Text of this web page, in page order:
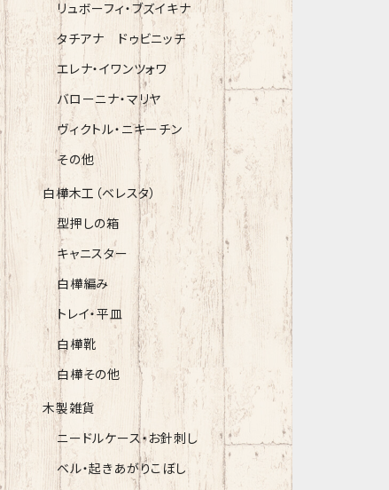
リュボーフィ・ブズイキナ
タチアナ ドゥビニッチ
エレナ・イワンツォワ
バローニナ・マリヤ
ヴィクトル・ニキーチン
その他
白樺木工（ベレスタ）
型押しの箱
キャニスター
白樺編み
トレイ・平皿
白樺靴
白樺その他
木製雑貨
ニードルケース・お針刺し
ベル・起きあがりこぼし